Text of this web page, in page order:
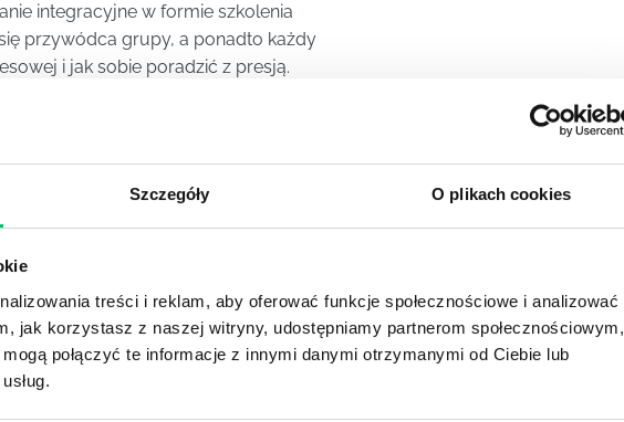
Szczegóły O plikach cookies
treści i reklam, aby oferować funkcje społecznościowe i analizować
jak korzystasz z naszej witryny, udostępniamy partnerom społecznościowym,
połączyć te informacje z innymi danymi otrzymanymi od Ciebie lub
integracyjne w formie szkolenia
przywódca grupy, a ponadto każdy
i jak sobie poradzić z presją.
wskazaną rzeczą. Dzieje się tak
poznają się bardziej na stopie
się na saunie czy w spa albo
z motywacją. Pracownicy nie
może pomóc spotkanie integracyjne w
każdy dowie się, jak funkcjonuje pod